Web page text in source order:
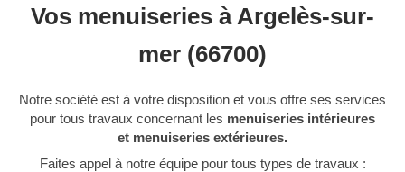
Vos menuiseries à Argelès-sur-
mer (66700)
Notre société est à votre disposition et vous offre ses services
pour tous travaux concernant les menuiseries intérieures
et menuiseries extérieures.
Faites appel à notre équipe pour tous types de travaux :